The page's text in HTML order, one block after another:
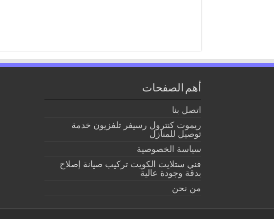
أهم الصفحات
اتصل بنا
ريموت كنترول رسيفر تلفزيون خدمة
توصيل للمنازل
سياسة الخصوصية
فني ستلايت الكويت تركيب صيانة إصلاح
بدقة وجودة عالية
من نحن